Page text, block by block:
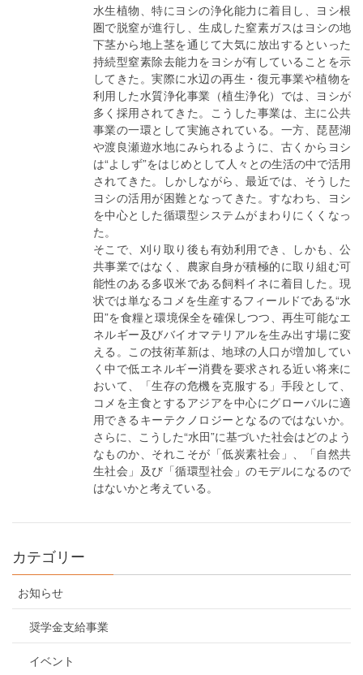
水生植物、特にヨシの浄化能力に着目し、ヨシ根
圏で脱窒が進行し、生成した窒素ガスはヨシの地
下茎から地上茎を通じて大気に放出するといった
持続型窒素除去能力をヨシが有していることを示
してきた。実際に水辺の再生・復元事業や植物を
利用した水質浄化事業（植生浄化）では、ヨシが
多く採用されてきた。こうした事業は、主に公共
事業の一環として実施されている。一方、琵琶湖
や渡良瀬遊水地にみられるように、古くからヨシ
は“よしず”をはじめとして人々との生活の中で活用
されてきた。しかしながら、最近では、そうした
ヨシの活用が困難となってきた。すなわち、ヨシ
を中心とした循環型システムがまわりにくくなっ
た。
そこで、刈り取り後も有効利用でき、しかも、公
共事業ではなく、農家自身が積極的に取り組む可
能性のある多収米である飼料イネに着目した。現
状では単なるコメを生産するフィールドである“水
田”を食糧と環境保全を確保しつつ、再生可能なエ
ネルギー及びバイオマテリアルを生み出す場に変
える。この技術革新は、地球の人口が増加してい
く中で低エネルギー消費を要求される近い将来に
おいて、「生存の危機を克服する」手段として、
コメを主食とするアジアを中心にグローバルに適
用できるキーテクノロジーとなるのではないか。
さらに、こうした“水田”に基づいた社会はどのよう
なものか、それこそが「低炭素社会」、「自然共
生社会」及び「循環型社会」のモデルになるので
はないかと考えている。
カテゴリー
お知らせ
奨学金支給事業
イベント